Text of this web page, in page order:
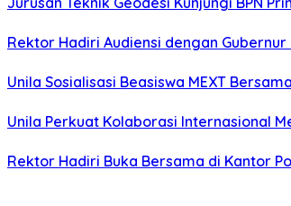
Rektor Hadiri Audiensi dengan Gubernur
Unila Sosialisasi Beasiswa MEXT
Unila Perkuat Kolaborasi Internasional
Rektor Hadiri Buka Bersama di Kantor